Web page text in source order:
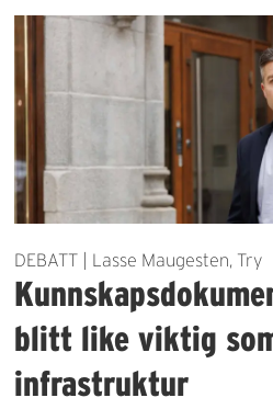
DEBATT | Lasse Maugesten, Try
blitt like viktig
infrastruktur